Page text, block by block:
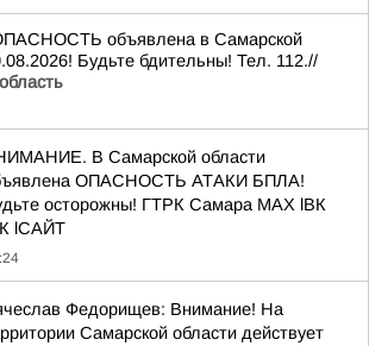
объявлена в Самарской
Будьте бдительны! Тел. 112.//
В Самарской области
ОПАСНОСТЬ АТАКИ БПЛА!
осторожны! ГТРК Самара MAX lВК
lСАЙТ
Федорищев: Внимание! На
Самарской области действует